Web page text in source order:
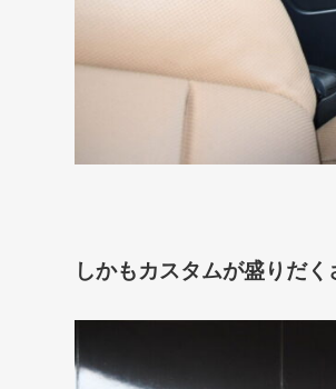
しかもカスタムが盛りだく